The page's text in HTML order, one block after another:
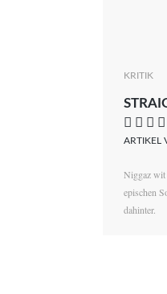
KRITIK
  
ARTIKEL
Niggaz wit
epischen
dahinter.